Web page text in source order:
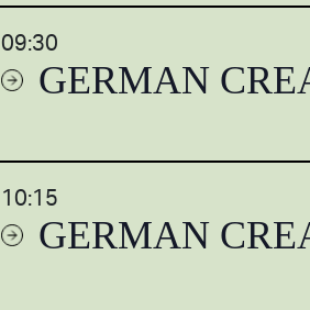
GERMAN
09:30
GERMAN
10:15